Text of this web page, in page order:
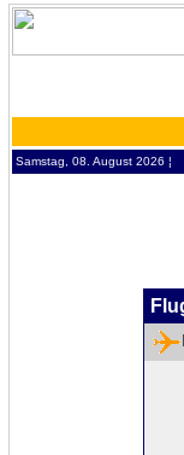
Samstag, 08. August 2026 ¦